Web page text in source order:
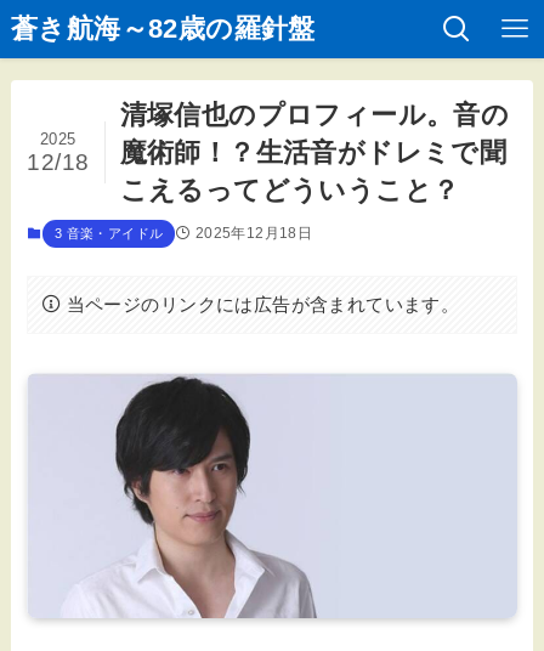
蒼き航海～82歳の羅針盤
清塚信也のプロフィール。音の
魔術師！？生活音がドレミで聞
こえるってどういうこと？
2025
12/18
3 音楽・アイドル 2025年12月18日
当ページのリンクには広告が含まれています。